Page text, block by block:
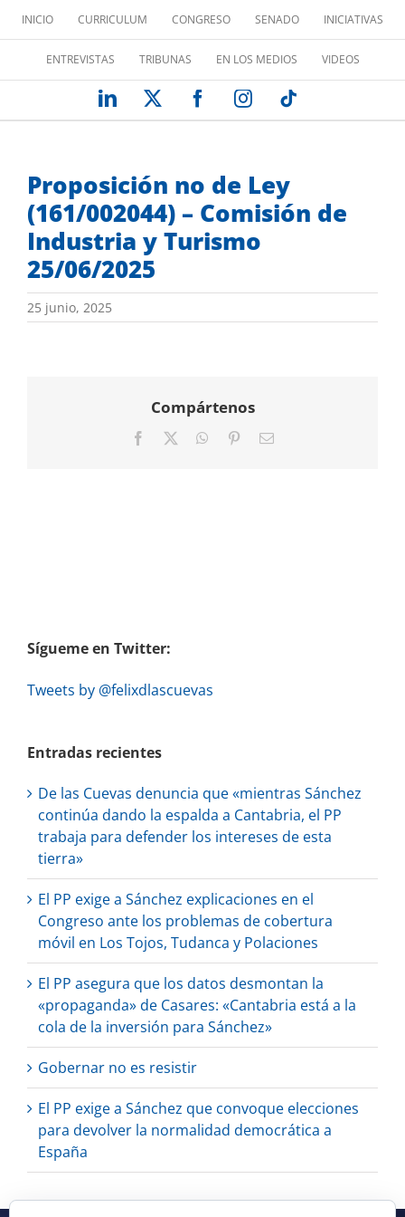
contenido
INICIO CURRICULUM CONGRESO SENADO INICIATIVAS
ENTREVISTAS TRIBUNAS EN LOS MEDIOS VIDEOS
LinkedIn FacebookInstagram
Proposición no de Ley
(161/002044) – Comisión de
Industria y Turismo
25/06/2025
25 junio, 2025
Compártenos
Facebook WhatsApp
PinterestCorreo
Sígueme en Twitter:
Tweets by @felixdlascuevas
Entradas recientes
De las Cuevas denuncia que «mientras Sánchez
continúa dando la espalda a Cantabria, el PP
trabaja para defender los intereses de esta
tierra»
El PP exige a Sánchez explicaciones en el
Congreso ante los problemas de cobertura
móvil en Los Tojos, Tudanca y Polaciones
El PP asegura que los datos desmontan la
«propaganda» de Casares: «Cantabria está a la
cola de la inversión para Sánchez»
Gobernar no es resistir
El PP exige a Sánchez que convoque elecciones
para devolver la normalidad democrática a
España